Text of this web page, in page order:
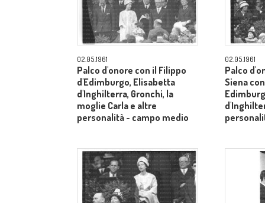
02.05.1961
Palco d'onore con il Filippo
d'Edimburgo, Elisabetta
d'Inghilterra, Gronchi, la
moglie Carla e altre
personalità - campo medio
02.05.1961
Palco
Siena